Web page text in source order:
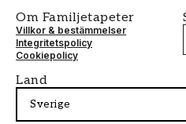
Om Familjetapeter
Villkor & bestämmelser
Integritetspolicy
Cookiepolicy
Land
Sverige